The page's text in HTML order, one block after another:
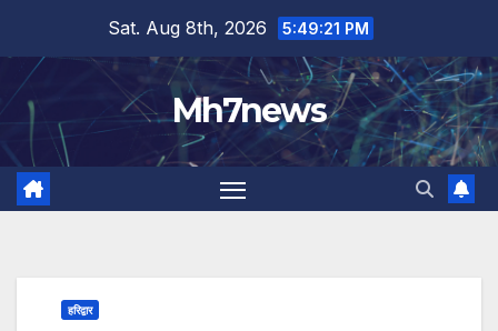
content
Sat. Aug 8th, 2026 5:49:22 PM
Mh7news
हरिद्वार